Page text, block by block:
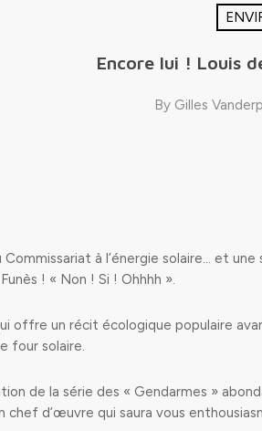
Encore lui ! Louis
By Gilles
à l’énergie solaire… et
! « Non ! Si ! Ohhhh ».
offre un récit écologique populaire
four solaire.
de la série des « Gendarmes »
chef d’œuvre qui saura vous